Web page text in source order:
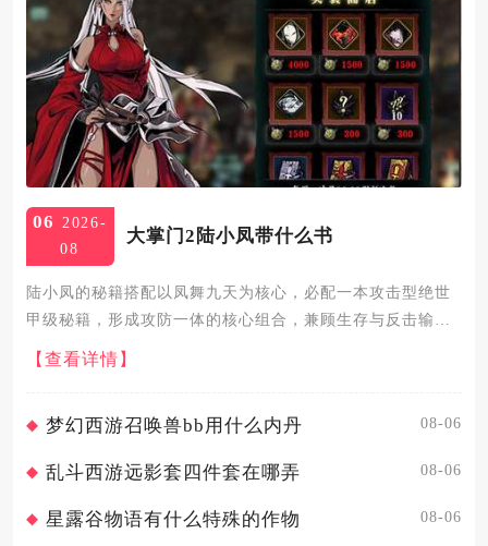
06 2026-
08
大掌门2陆小凤带什么书
陆小凤的秘籍搭配以凤舞九天为核心，必配一本攻击型绝世
甲级秘籍，形成攻防一体的核心组合，兼顾生存与反击输
出，是性价比与强度兼顾的最优解。凤舞九天作为陆小凤的
招牌合璧秘籍，与花满楼同时上阵可大幅提升全队招架率，
【查看详情】
梦幻西游召唤兽bb用什么内丹 08-06
乱斗西游远影套四件套在哪弄 08-06
星露谷物语有什么特殊的作物 08-06